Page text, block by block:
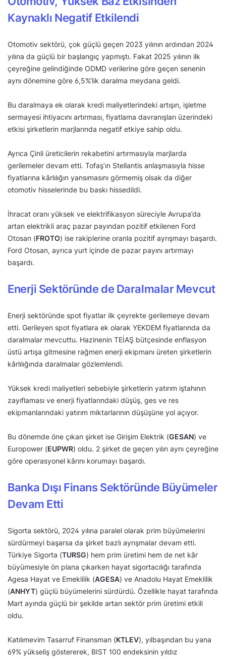
Kaynaklı Negatif Etkilendi
Otomotiv sektörü, çok güçlü geçen 2023 yılının ardından 2024
yılına da güçlü bir başlangıç yapmıştı. Fakat 2025 yılının ilk
çeyreğine gelindiğinde ODMD verilerine göre geçen senenin
aynı dönemine göre 6,5%’lik daralma meydana geldi.
Bu daralmaya ek olarak kredi maliyetlerindeki artışın, işletme
sermayesi ihtiyacını artırması, fiyatlama davranışları üzerindeki
etkisi şirketlerin marjlarında negatif etkiye sahip oldu.
Ayrıca Çinli üreticilerin rekabetini artırmasıyla marjlarda
gerilemeler devam etti. Tofaş’ın Stellantis anlaşmasıyla hisse
fiyatlarına kârlılığın yansımasını görmemiş olsak da diğer
otomotiv hisselerinde bu baskı hissedildi.
İhracat oranı yüksek ve elektrifikasyon süreciyle Avrupa’da
artan elektrikli araç pazar payından pozitif etkilenen Ford
Otosan (FROTO) ise rakiplerine oranla pozitif ayrışmayı başardı.
Ford Otosan, ayrıca yurt içinde de pazar payını artırmayı
başardı.
Enerji Sektöründe de Daralmalar Mevcut
Enerji sektöründe spot fiyatlar ilk çeyrekte gerilemeye devam
etti. Gerileyen spot fiyatlara ek olarak YEKDEM fiyatlarında da
daralmalar mevcuttu. Hazinenin TEİAŞ bütçesinde enflasyon
üstü artışa gitmesine rağmen enerji ekipmanı üreten şirketlerin
kârlılığında daralmalar gözlemlendi.
Yüksek kredi maliyetleri sebebiyle şirketlerin yatırım iştahının
zayıflaması ve enerji fiyatlarındaki düşüş, ges ve res
ekipmanlarındaki yatırım miktarlarının düşüşüne yol açıyor.
Bu dönemde öne çıkan şirket ise Girişim Elektrik (GESAN) ve
Europower (EUPWR) oldu. 2 şirket de geçen yılın aynı çeyreğine
göre operasyonel kârını korumayı başardı.
Banka Dışı Finans Sektöründe Büyümeler
Devam Etti
Sigorta sektörü, 2024 yılına paralel olarak prim büyümelerini
sürdürmeyi başarsa da şirket bazlı ayrışmalar devam etti.
Türkiye Sigorta (TURSG) hem prim üretimi hem de net kâr
büyümesiyle ön plana çıkarken hayat sigortacılığı tarafında
Agesa Hayat ve Emeklilik (AGESA) ve Anadolu Hayat Emeklilik
(ANHYT) güçlü büyümelerini sürdürdü. Özellikle hayat tarafında
Mart ayında güçlü bir şekilde artan sektör prim üretimi etkili
oldu.
Katılımevim Tasarruf Finansman (KTLEV), yılbaşından bu yana
69% yükseliş göstererek, BIST 100 endeksinin yıldız